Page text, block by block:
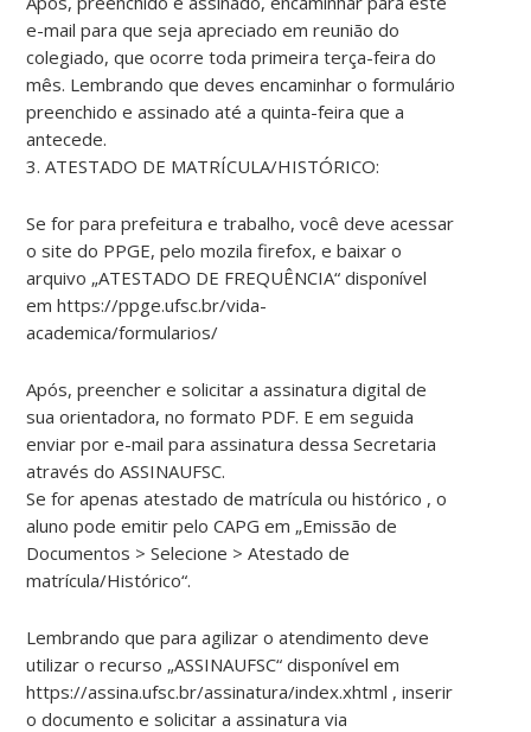
e-mail para que seja apreciado em reunião do
colegiado, que ocorre toda primeira terça-feira do
mês. Lembrando que deves encaminhar o formulário
preenchido e assinado até a quinta-feira que a
antecede.
3. ATESTADO DE MATRÍCULA/HISTÓRICO:
Se for para prefeitura e trabalho, você deve acessar
o site do PPGE, pelo mozila firefox, e baixar o
arquivo „ATESTADO DE FREQUÊNCIA“ disponível
em https://ppge.ufsc.br/vida-
academica/formularios/
Após, preencher e solicitar a assinatura digital de
sua orientadora, no formato PDF. E em seguida
enviar por e-mail para assinatura dessa Secretaria
através do ASSINAUFSC.
Se for apenas atestado de matrícula ou histórico , o
aluno pode emitir pelo CAPG em „Emissão de
Documentos > Selecione > Atestado de
matrícula/Histórico“.
Lembrando que para agilizar o atendimento deve
utilizar o recurso „ASSINAUFSC“ disponível em
https://assina.ufsc.br/assinatura/index.xhtml , inserir
o documento e solicitar a assinatura via